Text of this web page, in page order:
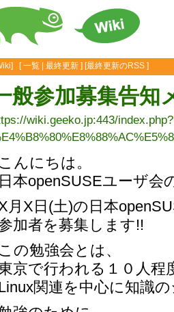
] [一覧 最終更新 ] [最終更新のRSS ]
般参加募集告知
wiki.geeko.jp:443/index.php?
こんにちは。
日本openSUSEユーザ会
月X日(土)の日本
加者を募集します!!
この勉強会とは、
京で行われる１０人程
関連を中心に知識